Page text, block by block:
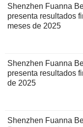
Shenzhen Fuanna
presenta resultados
meses de 2025
Shenzhen Fuanna
presenta resultados
de 2025
Shenzhen Fuanna